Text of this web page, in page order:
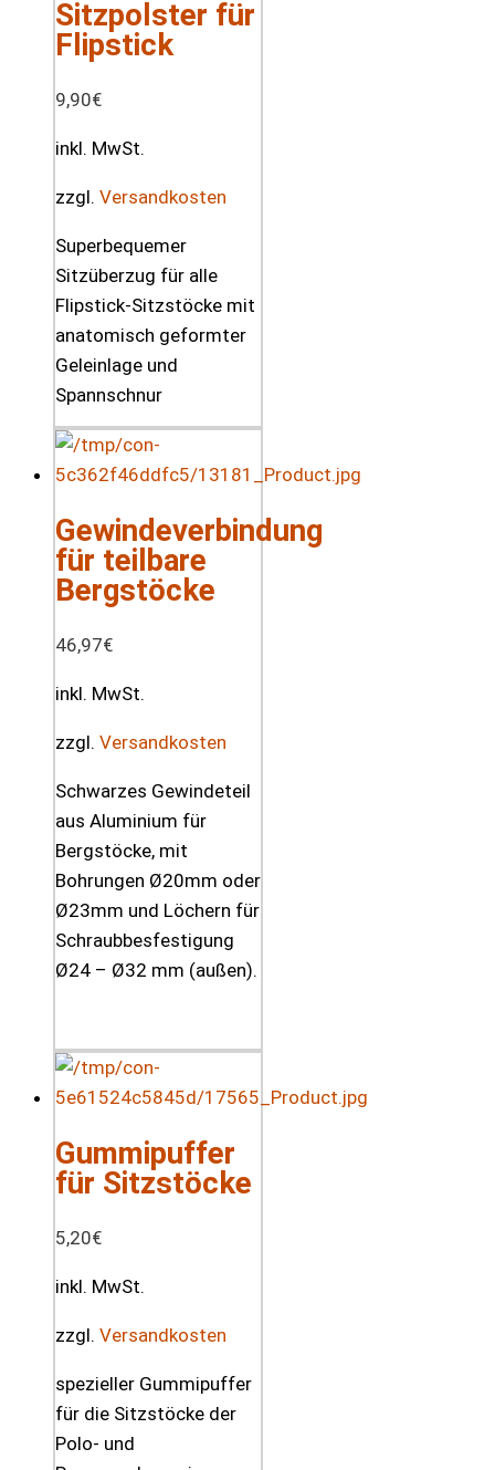
Sitzpolster für
Flipstick
9,90€
inkl. MwSt.
zzgl. Versandkosten
Superbequemer
Sitzüberzug für alle
Flipstick-Sitzstöcke mit
anatomisch geformter
Geleinlage und
Spannschnur
Gewindeverbindung
für teilbare
Bergstöcke
46,97€
inkl. MwSt.
zzgl. Versandkosten
Schwarzes Gewindeteil
aus Aluminium für
Bergstöcke, mit
Bohrungen Ø20mm oder
Ø23mm und Löchern für
Schraubbesfestigung
Ø24 – Ø32 mm (außen).
Gummipuffer
für Sitzstöcke
5,20€
inkl. MwSt.
zzgl. Versandkosten
spezieller Gummipuffer
für die Sitzstöcke der
Polo- und